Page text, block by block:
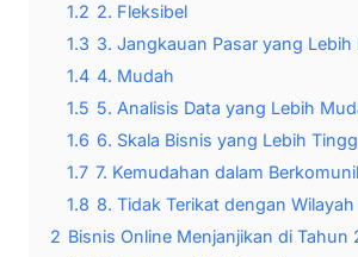
1.2 2. Fleksibel
1.3 3. Jangkauan Pasar yang Lebih
1.4 4. Mudah
1.5 5. Analisis Data yang Lebih
1.6 6. Skala Bisnis yang Lebih
1.7 7. Kemudahan dalam
1.8 8. Tidak Terikat dengan
2 Bisnis Online Menjanjikan di Tahun